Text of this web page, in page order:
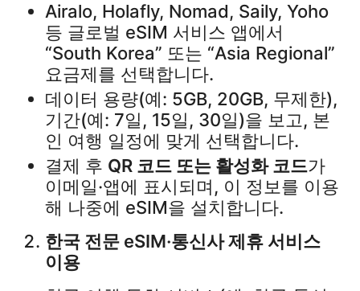
Airalo, Holafly, Nomad, Saily, Yoho
등 글로벌 eSIM 서비스 앱에서
“South Korea” 또는 “Asia Regional”
요금제를 선택합니다.​
데이터 용량(예: 5GB, 20GB, 무제한),
기간(예: 7일, 15일, 30일)을 보고, 본
인 여행 일정에 맞게 선택합니다.​
결제 후 QR 코드 또는 활성화 코드가
이메일·앱에 표시되며, 이 정보를 이용
해 나중에 eSIM을 설치합니다.​
한국 전문 eSIM·통신사 제휴 서비스
이용